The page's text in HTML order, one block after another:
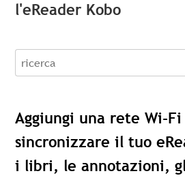
l'eReader Kobo
recherche
Aggiungi una rete Wi-
sincronizzare il tuo
i libri, le annotazioni,